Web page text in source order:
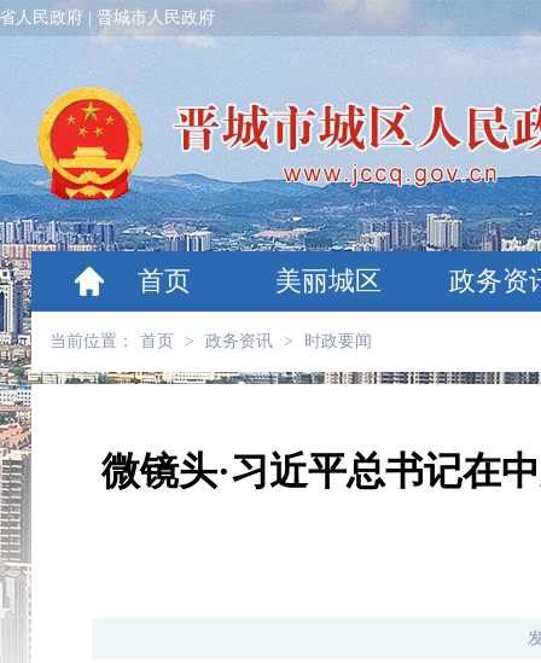
人民政府 晋城市人民政府
首页 美丽城区 政务资
当前位置： 首页 > 政务资讯 > 时政要闻
微镜头·习近平总书记在